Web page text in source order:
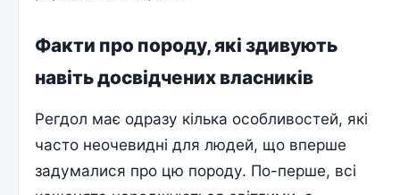
Факти про породу, які здивують
навіть досвідчених власників
Регдол має одразу кілька особливостей, які
часто неочевидні для людей, що вперше
задумалися про цю породу. По-перше, всі